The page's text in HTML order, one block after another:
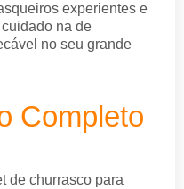
experientes e
na de
no seu grande
Completo
de churrasco para